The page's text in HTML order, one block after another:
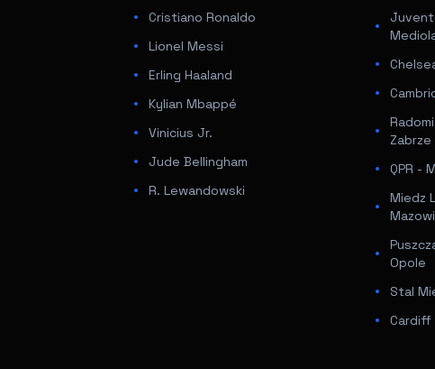
Cristiano Ronaldo
Lionel Messi
Erling Haaland
Kylian Mbappé
Vinicius Jr.
Jude Bellingham
R. Lewandowski
Zabrze
QPR -
Miedz
Opole
Stal
Cardiff